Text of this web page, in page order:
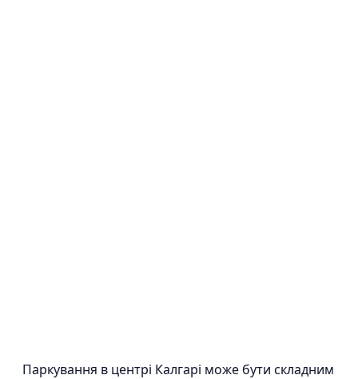
Паркування в центрі Калгарі може бути складним